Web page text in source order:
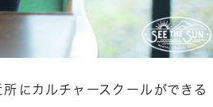
所にカルチャースクールができる